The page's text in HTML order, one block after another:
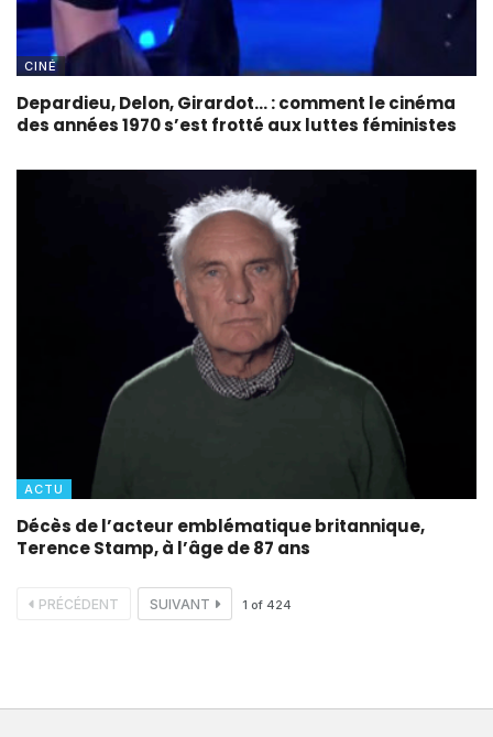
CINÉ
Depardieu, Delon, Girardot… : comment le cinéma
des années 1970 s’est frotté aux luttes féministes
ACTU
Décès de l’acteur emblématique britannique,
Terence Stamp, à l’âge de 87 ans
PRÉCÉDENT SUIVANT 1 of 424